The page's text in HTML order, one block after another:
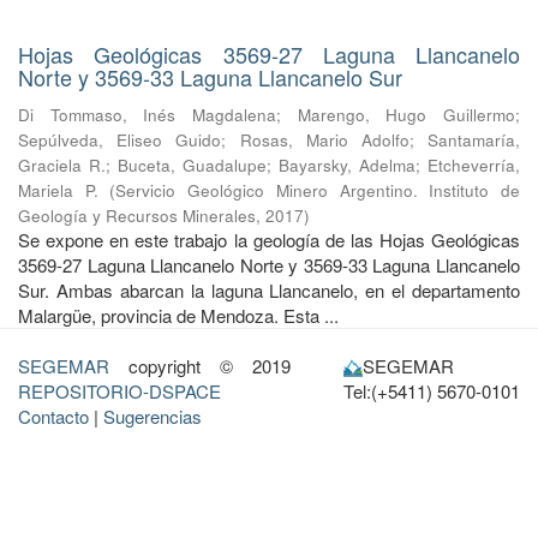
Hojas Geológicas 3569-27 Laguna Llancanelo
Norte y 3569-33 Laguna Llancanelo Sur
Di Tommaso, Inés Magdalena; Marengo, Hugo Guillermo;
Sepúlveda, Eliseo Guido; Rosas, Mario Adolfo;Santamaría,
Graciela R.; Buceta, Guadalupe; Bayarsky, Adelma; Etcheverría,
Mariela P. (Servicio Geológico Minero Argentino. Instituto de
Geología y Recursos Minerales, 2017)
Se expone en este trabajo la geología de las Hojas Geológicas
3569-27 Laguna Llancanelo Norte y 3569-33 Laguna Llancanelo
Sur. Ambas abarcan la laguna Llancanelo, en el departamento
Malargüe, provincia de Mendoza. Esta ...
SEGEMAR copyright © 2019
REPOSITORIO-DSPACE
Contacto | Sugerencias
SEGEMAR
Tel:(+5411) 5670-0101